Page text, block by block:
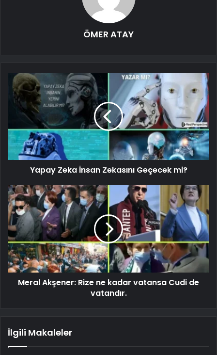
ÖMER ATAY
Yapay Zeka İnsan Zekasını Geçecek mi?
Meral Akşener: Rize ne kadar vatansa Cudi de
vatandır.
İlgili Makaleler